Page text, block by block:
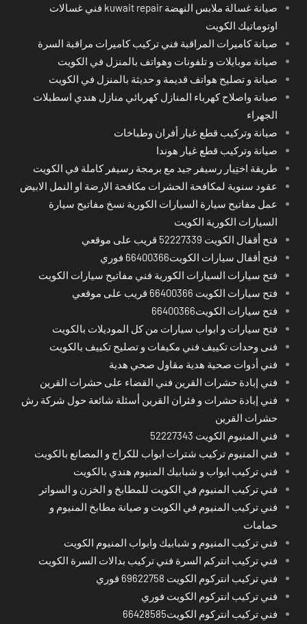
صيانة غسالة ملابس النهضة kuwait repair فني غسالات
اوتوماتيك الكويت
صيانة كاميرات المراقبة فني تركيب كاميرات مراقبة السرة
صيانة موبايلات و تلفونات وهواتف بالمنزل في الكويت
صيانة و تصليح هواتف قديمة و حديثة بالمنزل في الكويت
صيانة واصلاح كهرباء المنازل كهربائي منازل هندي اسطبلات
الجهراء
صيانة وتركيب قطع غيار أفران وطباخات
صيانة وتركيب قطع غيار هوندا
طريقة اختِيار رسيفر جيد مع برمجة رسيفر كاملة في الكويت
عقود سنوية لمكافحة الحشرات مكافحة الارضة او النمل الابيض
عمل مفاتيح سيارة السيارات الكورية نسخ مفاتيح سيارة
السيارات الكورية الكويت
فتح أقفال الكويت 52227339 قريب على موقعي
فتح أقفال سيارات الكويت66400366 فوري
فتح سيارات السيارات الكورية فني مفاتيح سيارات الكويت
فتح سيارات الكويت 66400366 قريب على موقعي
فتح سيارات الكويت66400366
فتح سيارات و ابواب سيارات من كل الموديلات بالكويت
فنى وحدات تكييف فني مكيفات و تصليح تكييف بالكويت
فني أدوات صحية هدية مقاول صحي هدية
فني إبادة حشرات القرين فني القضاء على حشرات القرين
فني إبادة حشرات و فئران القرين أسئلة شائعة حول شركة رش
حشرات القرين
فني المنيوم الكويت 52227343
فني المنيوم تركيب شترات ابواب للكراج و المصانع بالكويت
فني تركيب ابواب و شبابيك المنيوم هندي بالكويت
فني تركيب المنيوم في الكويت للمطابخ و الخزن و السواتر
فني تركيب المنيوم في الكويت و صيانة مطابخ المنيوم و
حمامات
فني تركيب المنيوم و شبابيك وابواب المنيوم الكويت
فني تركيب انتركم السرة فني تركيب بدالات السرة الكويت
فني تركيب انتركوم الكويت 69622758 فوري
فني تركيب انتركوم الكويت فوري
فني تركيب انتركوم الكويت66428585